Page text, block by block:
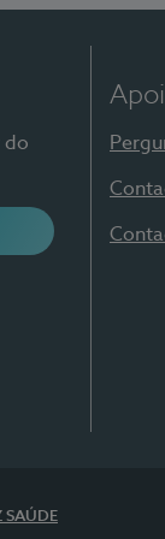
do
SAÚDE